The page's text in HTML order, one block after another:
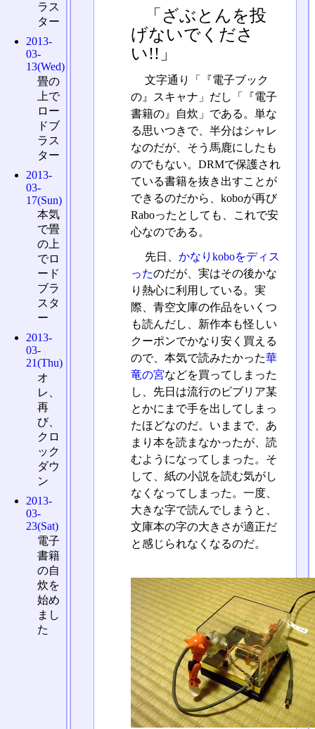
「ざぶとんを投
げないでくださ
い!!」
文字通り「『電子ブック
の』スキャナ」だし「『電子
書籍の』自炊」である。単な
る思いつきで、半分はシャレ
なのだが、そう馬鹿にしたも
のでもない。DRMで保護され
ている書籍を抜き出すことが
できるのだから、koboが再び
Raboったとしても、これで安
心なのである。
先日、 かなりkoboをディス
ったのだが、実はその後かな
り熱心に利用している。実
際、青空文庫の作品をいくつ
も読んだし、新作本も怪しい
クーポンでかなり安く買える
ので、本気で読みたかった華
竜の宮などを買ってしまった
し、先日は流行のビブリア某
とかにまで手を出してしまっ
たほどなのだ。いままで、あ
まり本を読まなかったが、読
むようになってしまった。そ
して、紙の小説を読む気がし
なくなってしまった。一度、
大きな字で読んでしまうと、
文庫本の字の大きさが適正だ
と感じられなくなるのだ。
ラス
ター
2013-
03-
13(Wed)
畳の
上で
ロー
ドブ
ラス
ター
2013-
03-
17(Sun)
本気
で畳
の上
でロ
ード
ブラ
スタ
ー
2013-
03-
21(Thu)
オ
レ、
再
び、
クロ
ック
ダウ
ン
2013-
03-
23(Sat)
電子
書籍
の自
炊を
始め
まし
た